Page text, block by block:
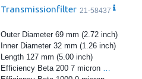
Transmissionfilter 21-58437
Outer Diameter 69 mm (2.72 inch)
Inner Diameter 32 mm (1.26 inch)
Length 127 mm (5.00 inch)
Efficiency Beta 200 7 micron